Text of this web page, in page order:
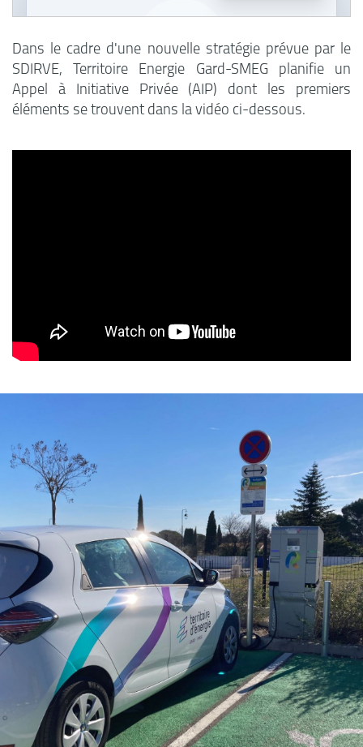
Dans le cadre d'une nouvelle stratégie prévue par le
SDIRVE, Territoire Energie Gard-SMEG planifie un
Appel à Initiative Privée (AIP) dont les premiers
éléments se trouvent dans la vidéo ci-dessous.